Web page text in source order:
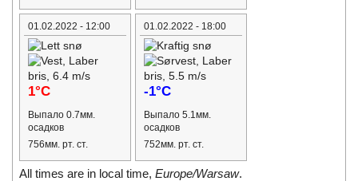
01.02.2022 - 12:00
1°C
Выпало 0.7мм.
осадков
756мм. рт. ст.
01.02.2022 - 18:00
-1°C
Выпало 5.1мм.
осадков
752мм. рт. ст.
All times are in local time,Europe/Warsaw.